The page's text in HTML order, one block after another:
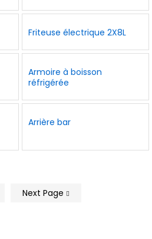
Friteuse électrique 2X8L
Armoire à boisson
réfrigérée
Arrière bar
Next Page